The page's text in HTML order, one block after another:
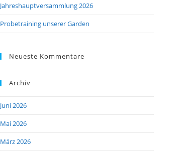
Jahreshauptversammlung 2026
Probetraining unserer Garden
Neueste Kommentare
Archiv
Juni 2026
Mai 2026
März 2026